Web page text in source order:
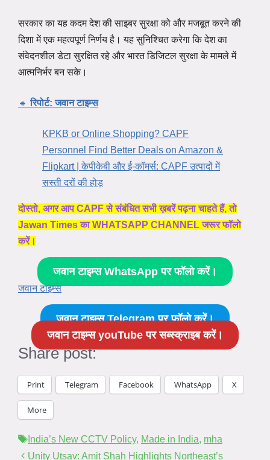
सरकार का यह कदम देश की साइबर सुरक्षा को और मजबूत करने की
दिशा में एक महत्वपूर्ण निर्णय है। यह सुनिश्चित करेगा कि देश का
संवेदनशील डेटा सुरक्षित रहे और भारत डिजिटल सुरक्षा के मामले में
आत्मनिर्भर बन सके।
🔹 रिपोर्ट: जवान टाइम्स
KPKB or Online Shopping? CAPF
Personnel Find Better Deals on Amazon &
Flipkart | केपीकेबी और ई-कॉमर्स: CAPF उत्पादों में
सस्ती दरों की होड़
दोस्तो, अगर आप CAPF से संबंधित सभी ख़बरें पढ़ना चाहते हैं, तो
Jawan Times का WHATSAPP CHANNEL जरूर फॉलो
करें।
जवान टाइम्स WhatsApp पर फॉलो करें।
जवान टाइम्स
जवान टाइम्स Telegram पर फॉलो करें।
जवान टाइम्स youTube पर सब्स्क्राइब करें।
Share post:
Print Telegram Facebook WhatsApp X
More
Tags
India’s New CCTV Policy, Made in India, mha
Unity Utsav: Amit Shah Highlights Northeast’s